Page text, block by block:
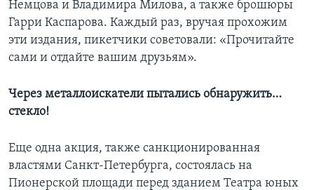
Немцова и Владимира Милова, а также брошюры
Гарри Каспарова. Каждый раз, вручая прохожим
эти издания, пикетчики советовали: «Прочитайте
сами и отдайте вашим друзьям».
Через металлоискатели пытались обнаружить…
стекло!
Еще одна акция, также санкционированная
властями Санкт-Петербурга, состоялась на
Пионерской площади перед зданием Театра юных